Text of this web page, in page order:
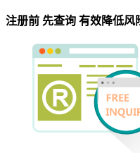
注册前 先查询 有效降低风